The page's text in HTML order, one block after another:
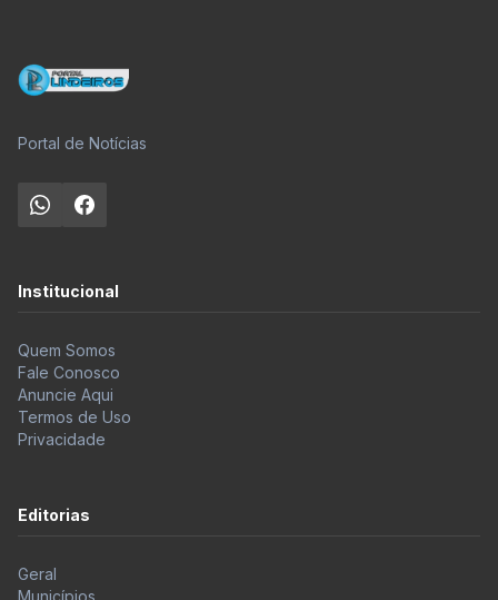
Quem Somos
Fale Conosco
Anuncie Aqui
Termos de Uso
Geral